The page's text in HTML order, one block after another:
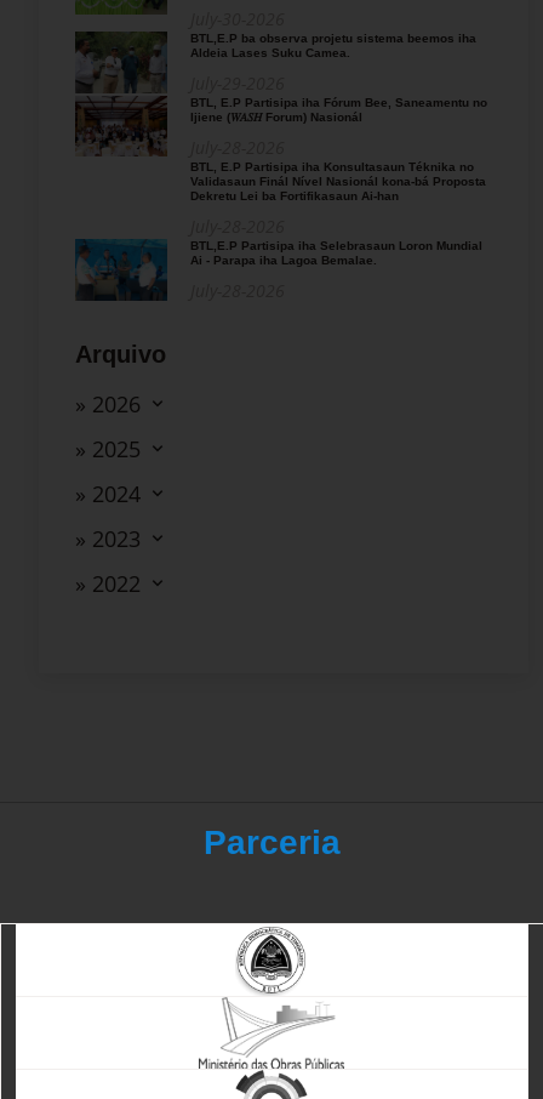
BTL,E.P ba observa projetu sistema beemos iha
Aldeia Lases Suku Camea.
BTL, E.P Partisipa iha Fórum Bee, Saneamentu no
Ijiene (𝑊𝐴𝑆𝐻 Forum) Nasionál
BTL, E.P Partisipa iha Konsultasaun Téknika no
Validasaun Finál Nível Nasionál kona-bá Proposta
Dekretu Lei ba Fortifikasaun Ai-han
BTL,E.P Partisipa iha Selebrasaun Loron Mundial
Ai - Parapa iha Lagoa Bemalae.
Arquivo
» 2026
» 2025
» 2024
» 2023
» 2022
Parceria